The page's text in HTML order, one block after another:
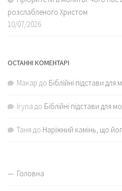
розслабленого Христом
10/07/2026
ОСТАННІ КОМЕНТАРІ
Макар до Біблійні підстави
Iryna до Біблійні підстави для
Таня до Наріжний камінь, що
Головна